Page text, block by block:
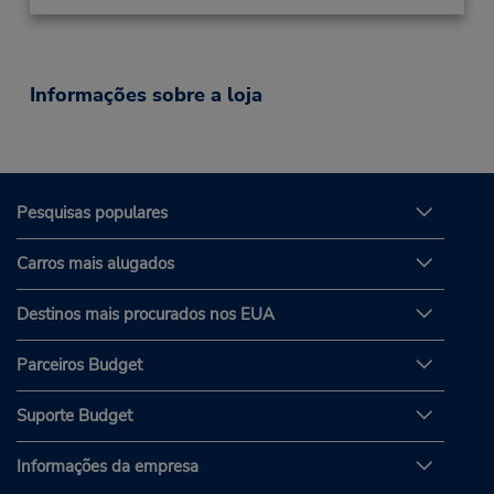
Informações sobre a loja
Pesquisas populares
Carros mais alugados
Destinos mais procurados nos EUA
Parceiros Budget
Suporte Budget
Informações da empresa